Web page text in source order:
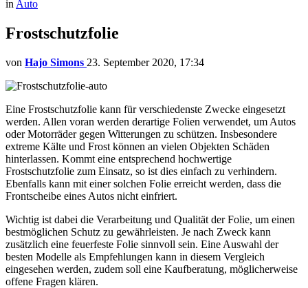
in Auto
Frostschutzfolie
von Hajo Simons 23. September 2020, 17:34
Eine Frostschutzfolie kann für verschiedenste Zwecke eingesetzt
werden. Allen voran werden derartige Folien verwendet, um Autos
oder Motorräder gegen Witterungen zu schützen. Insbesondere
extreme Kälte und Frost können an vielen Objekten Schäden
hinterlassen. Kommt eine entsprechend hochwertige
Frostschutzfolie zum Einsatz, so ist dies einfach zu verhindern.
Ebenfalls kann mit einer solchen Folie erreicht werden, dass die
Frontscheibe eines Autos nicht einfriert.
Wichtig ist dabei die Verarbeitung und Qualität der Folie, um einen
bestmöglichen Schutz zu gewährleisten. Je nach Zweck kann
zusätzlich eine feuerfeste Folie sinnvoll sein. Eine Auswahl der
besten Modelle als Empfehlungen kann in diesem Vergleich
eingesehen werden, zudem soll eine Kaufberatung, möglicherweise
offene Fragen klären.